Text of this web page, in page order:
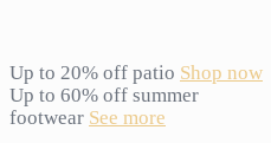
Up to 20% off patio Shop now
Up to 60% off summer
footwear See more